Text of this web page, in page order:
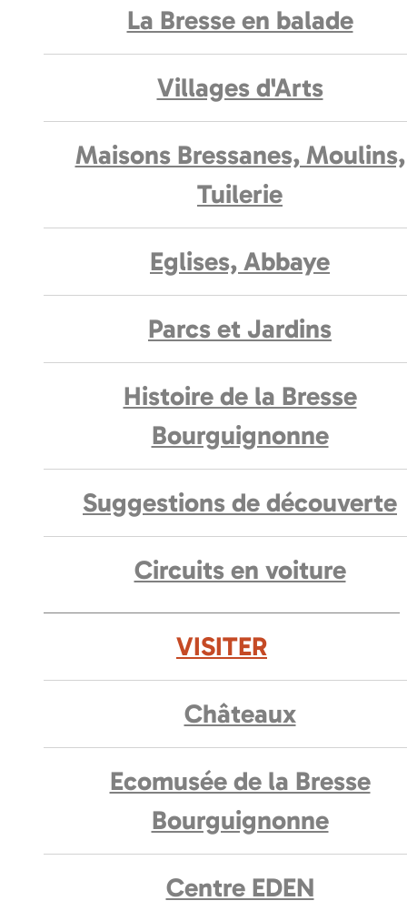
La Bresse en balade
Villages d'Arts
Maisons Bressanes, Moulins,
Tuilerie
Eglises, Abbaye
Parcs et Jardins
Histoire de la Bresse
Bourguignonne
Suggestions de découverte
Circuits en voiture
VISITER
Châteaux
Ecomusée de la Bresse
Bourguignonne
Centre EDEN